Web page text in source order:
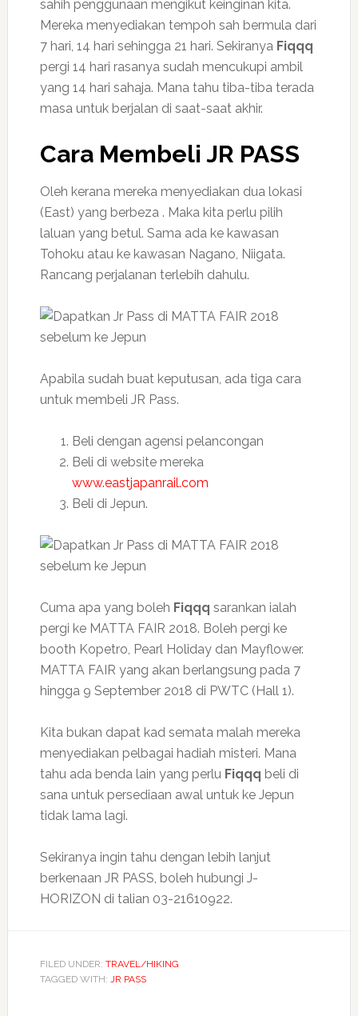
sahih penggunaan mengikut keinginan kita.
Mereka menyediakan tempoh sah bermula dari
7 hari, 14 hari sehingga 21 hari. Sekiranya Fiqqq
pergi 14 hari rasanya sudah mencukupi ambil
yang 14 hari sahaja. Mana tahu tiba-tiba terada
masa untuk berjalan di saat-saat akhir.
Cara Membeli JR PASS
Oleh kerana mereka menyediakan dua lokasi
(East) yang berbeza . Maka kita perlu pilih
laluan yang betul. Sama ada ke kawasan
Tohoku atau ke kawasan Nagano, Niigata.
Rancang perjalanan terlebih dahulu.
Apabila sudah buat keputusan, ada tiga cara
untuk membeli JR Pass.
Beli dengan agensi pelancongan
Beli di website mereka
www.eastjapanrail.com
Beli di Jepun.
Cuma apa yang boleh Fiqqq sarankan ialah
pergi ke MATTA FAIR 2018. Boleh pergi ke
booth Kopetro, Pearl Holiday dan Mayflower.
MATTA FAIR yang akan berlangsung pada 7
hingga 9 September 2018 di PWTC (Hall 1).
Kita bukan dapat kad semata malah mereka
menyediakan pelbagai hadiah misteri. Mana
tahu ada benda lain yang perlu Fiqqq beli di
sana untuk persediaan awal untuk ke Jepun
tidak lama lagi.
Sekiranya ingin tahu dengan lebih lanjut
berkenaan JR PASS, boleh hubungi J-
HORIZON di talian 03-21610922.
FILED UNDER: TRAVEL/HIKING
TAGGED WITH: JR PASS